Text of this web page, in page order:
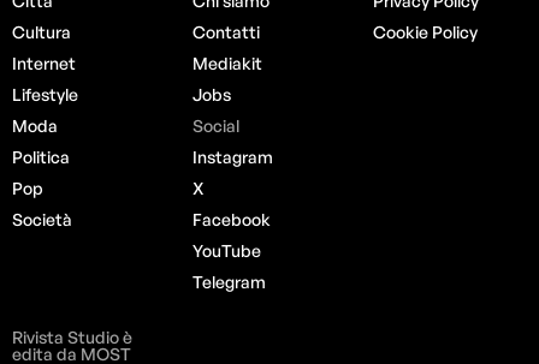
Cultura
Internet
Lifestyle
Moda
Politica
Pop
Società
Contatti
Mediakit
Jobs
Social
Instagram
X
Facebook
YouTube
Telegram
Cookie Policy
Rivista Studio è
edita da MOST